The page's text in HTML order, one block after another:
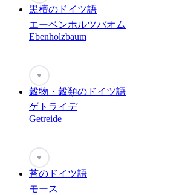
黒檀のドイツ語
エーベンホルツバオム
Ebenholzbaum
♥
穀物・穀類のドイツ語
ゲトライデ
Getreide
♥
苔のドイツ語
モース